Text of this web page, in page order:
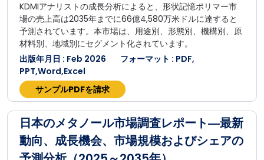
KDMIアナリストの成長分析によると、形状記憶ポリマー市
場の売上高は2035年までに66億4,580万米ドルに達すると
予測されています。本市場は、用途別、形態別、機構別、原
材料別、地域別にセグメント化されています。
出版年月日 : Feb 2026
フォーマット : PDF,
PPT,Word,Excel
サンプルPDFを請求
日本のメタノール市場調査レポート―最新
動向、成長機会、市場規模およびシェアの